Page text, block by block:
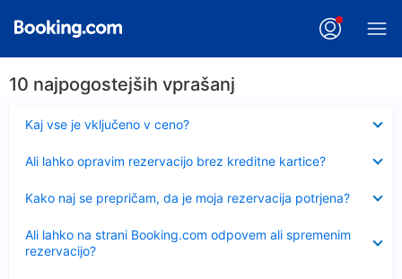
10 najpogostejših vprašanj
Kaj vse je vključeno v ceno?
Ali lahko opravim rezervacijo brez kreditne kartice?
Kako naj se prepričam, da je moja rezervacija potrjena?
Ali lahko na strani Booking.com odpovem ali spremenim
rezervacijo?